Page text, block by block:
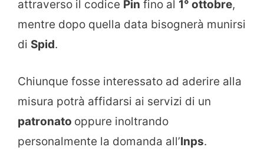
attraverso il codice Pin fino al 1° ottobre,
mentre dopo quella data bisognerà munirsi
di Spid.
Chiunque fosse interessato ad aderire alla
misura potrà affidarsi ai servizi di un
patronato oppure inoltrando
personalmente la domanda all’Inps.